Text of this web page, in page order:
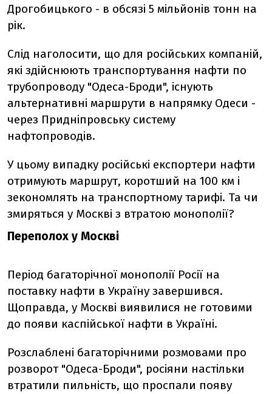
Дрогобицького - в обсязі 5 мільйонів тонн на
рік.
Слід наголосити, що для російських компаній,
які здійснюють транспортування нафти по
трубопроводу "Одеса-Броди", існують
альтернативні маршрути в напрямку Одеси -
через Придніпровську систему
нафтопроводів.
У цьому випадку російські експортери нафти
отримують маршрут, коротший на 100 км і
зекономлять на транспортному тарифі. Та чи
змиряться у Москві з втратою монополії?
Переполох у Москві
Період багаторічної монополії Росії на
поставку нафти в Україну завершився.
Щоправда, у Москві виявилися не готовими
до появи каспійської нафти в Україні.
Розслаблені багаторічними розмовами про
розворот "Одеса-Броди", росіяни настільки
втратили пильність, що проспали появу